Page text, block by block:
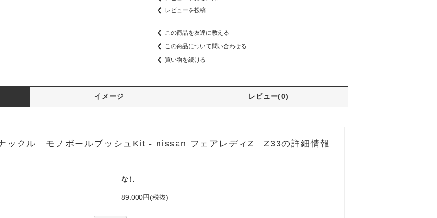
レビューを投稿
この商品を友達に教える
この商品について問い合わせる
買い物を続ける
イメージ レビュー(0)